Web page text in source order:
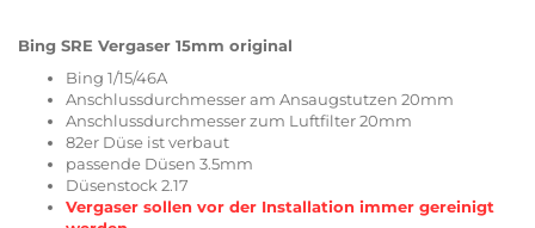
Bing SRE Vergaser 15mm original
Bing 1/15/46A
Anschlussdurchmesser am Ansaugstutzen 20mm
Anschlussdurchmesser zum Luftfilter 20mm
82er Düse ist verbaut
passende Düsen 3.5mm
Düsenstock 2.17
Vergaser sollen vor der Installation immer gereinigt